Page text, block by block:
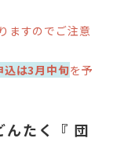
ますのでご注意
込は3月中旬を予
たく『 団